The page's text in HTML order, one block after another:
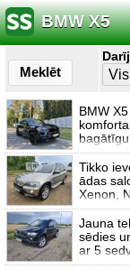
BMW X5
Meklēt
BMW
Tikko
ādas
Xenon,
Jauna
sēdies
ar 5